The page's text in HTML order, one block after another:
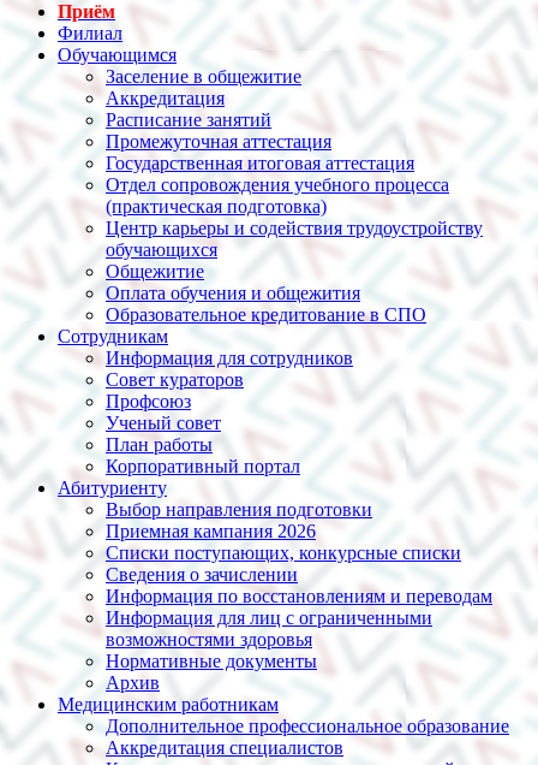
Приём
Филиал
Обучающимся
Заселение в общежитие
Аккредитация
Расписание занятий
Промежуточная аттестация
Государственная итоговая аттестация
Отдел сопровождения учебного процесса
(практическая подготовка)
Центр карьеры и содействия трудоустройству
обучающихся
Общежитие
Оплата обучения и общежития
Образовательное кредитование в СПО
Сотрудникам
Информация для сотрудников
Совет кураторов
Профсоюз
Ученый совет
План работы
Корпоративный портал
Абитуриенту
Выбор направления подготовки
Приемная кампания 2026
Списки поступающих, конкурсные списки
Сведения о зачислении
Информация по восстановлениям и переводам
Информация для лиц с ограниченными
возможностями здоровья
Нормативные документы
Архив
Медицинским работникам
Дополнительное профессиональное образование
Аккредитация специалистов